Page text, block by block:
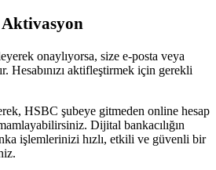
Aktivasyon
onaylıyorsa, size e-posta veya
Hesabınızı aktifleştirmek için gerekli
HSBC şubeye gitmeden online hesap
Dijital bankacılığın
işlemlerinizi hızlı, etkili ve güvenli bir